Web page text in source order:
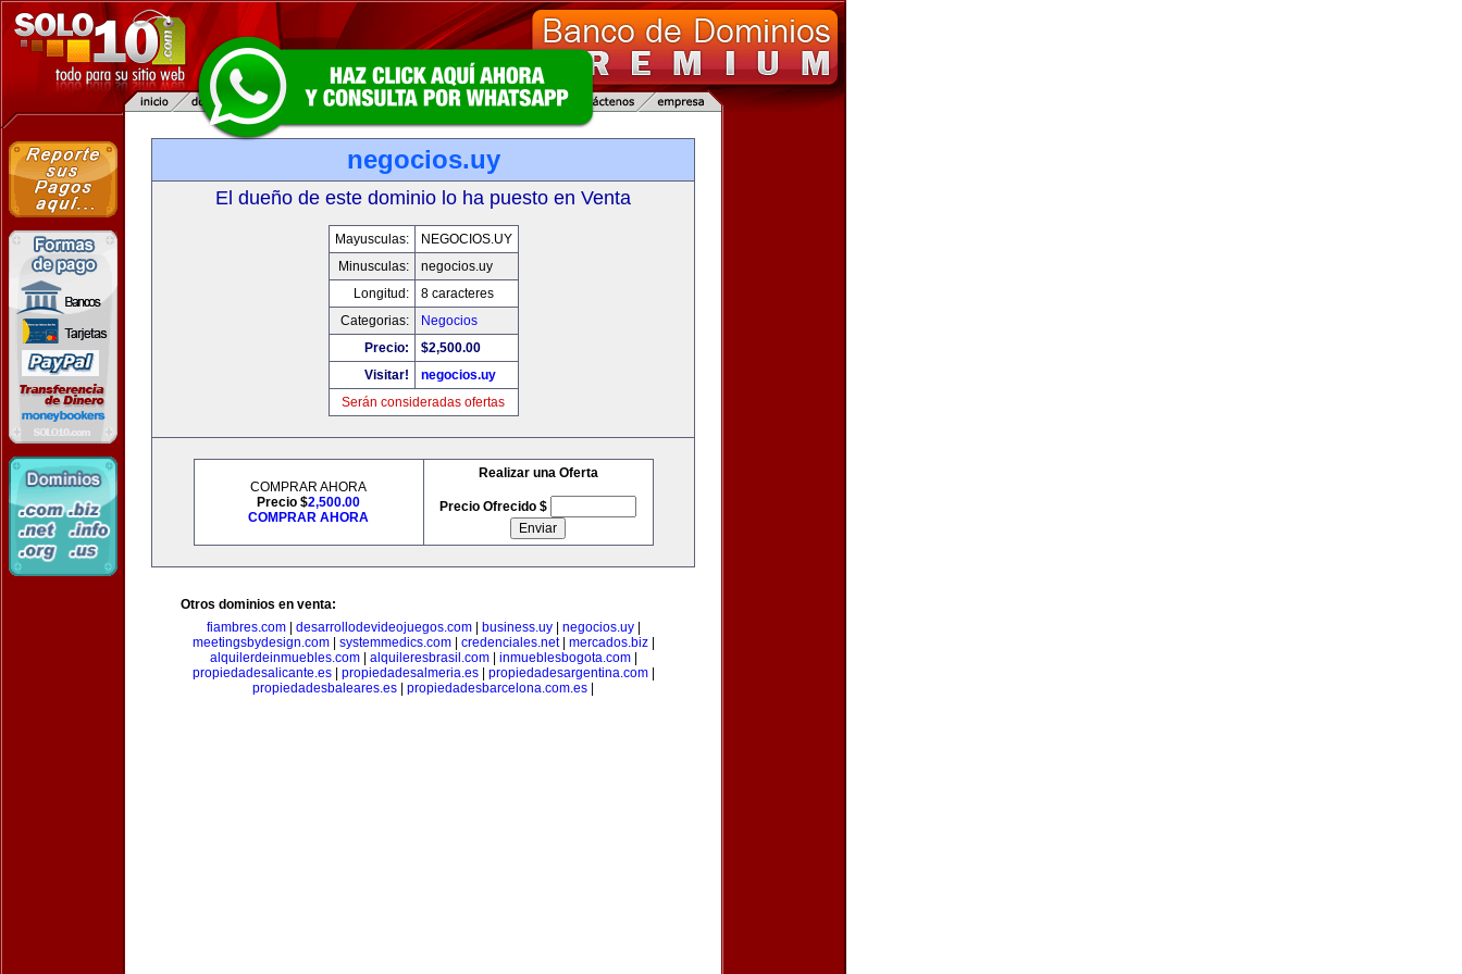
negocios.uy
El dueño de este dominio lo ha puesto en Venta
Mayusculas:
NEGOCIOS.UY
Minusculas:
negocios.uy
Longitud:
8 caracteres
Categorias:
Negocios
Precio:
$2,500.00
Visitar!
negocios.uy
Serán consideradas ofertas
COMPRAR AHORA
Precio $2,500.00
COMPRAR AHORA
Realizar una Oferta
Precio Ofrecido $
Otros dominios en venta:
fiambres.com| desarrollodevideojuegos.com| business.uy| negocios.uy|
meetingsbydesign.com| systemmedics.com| credenciales.net| mercados.biz|
alquilerdeinmuebles.com| alquileresbrasil.com| inmueblesbogota.com|
propiedadesalicante.es| propiedadesalmeria.es| propiedadesargentina.com|
propiedadesbaleares.es
propiedadesbarcelona.com.es